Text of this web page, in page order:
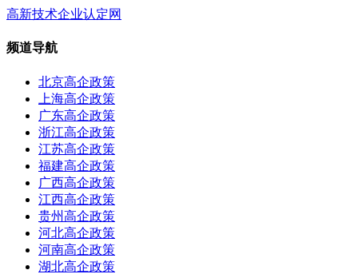
高新技术企业认定网
频道导航
北京高企政策
上海高企政策
广东高企政策
浙江高企政策
江苏高企政策
福建高企政策
广西高企政策
江西高企政策
贵州高企政策
河北高企政策
河南高企政策
湖北高企政策